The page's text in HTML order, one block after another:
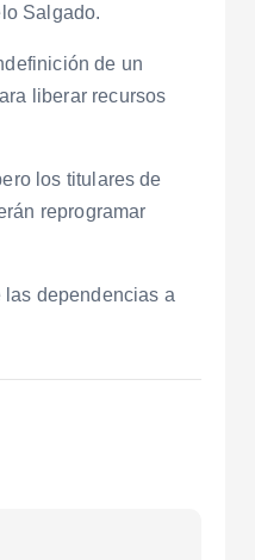
Salgado.
de un
liberar recursos
los titulares de
reprogramar
dependencias a